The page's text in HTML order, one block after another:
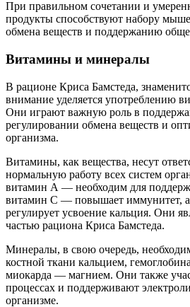
При правильном сочетании и
продукты способствуют набору
обмена веществ и поддержанию
Витамины и минералы
В рационе Криса Бамстеда,
внимание уделяется употреблению
Они играют важную роль в
регулировании обмена веществ и
организма.
Витамины, как вещества, несут
нормальную работу всех систем
витамин А — необходим для
витамин С — повышает иммунитет,
регулирует усвоение кальция. Они
частью рациона Криса Бамстеда.
Минералы, в свою очередь,
костной ткани кальцием,
миокарда — магнием. Они также
процессах и поддерживают
организме.